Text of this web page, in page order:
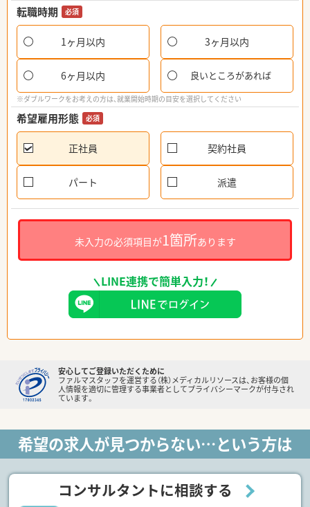
転職時期 必須
1ヶ月以内 3ヶ月以内
6ヶ月以内 良いところがあれば
※ダブルワークをお考えの方は、就業開始時期の目安を選択してください
希望雇用形態 必須
正社員 契約社員
パート 派遣
未入力の必須項目が1箇所あります
LINE連携で簡単入力！
安心してご登録いただくために
ファルマスタッフを運営する（株）メディカルリソースは、お客様の個
人情報を適切に管理する事業者としてプライバシーマークが付与され
ています。
希望の求人が見つからない…という方は
コンサルタントに相談する